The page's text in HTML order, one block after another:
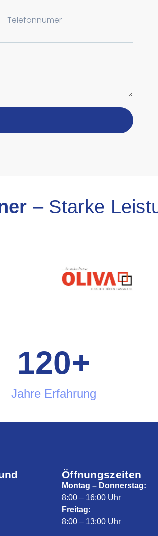
– Starke
Jahre Erfahrung
120+
Öffnungszeiten
Montag – Donnerstag:
8:00 – 16:00 Uhr
Freitag:
8:00 – 13:00 Uhr